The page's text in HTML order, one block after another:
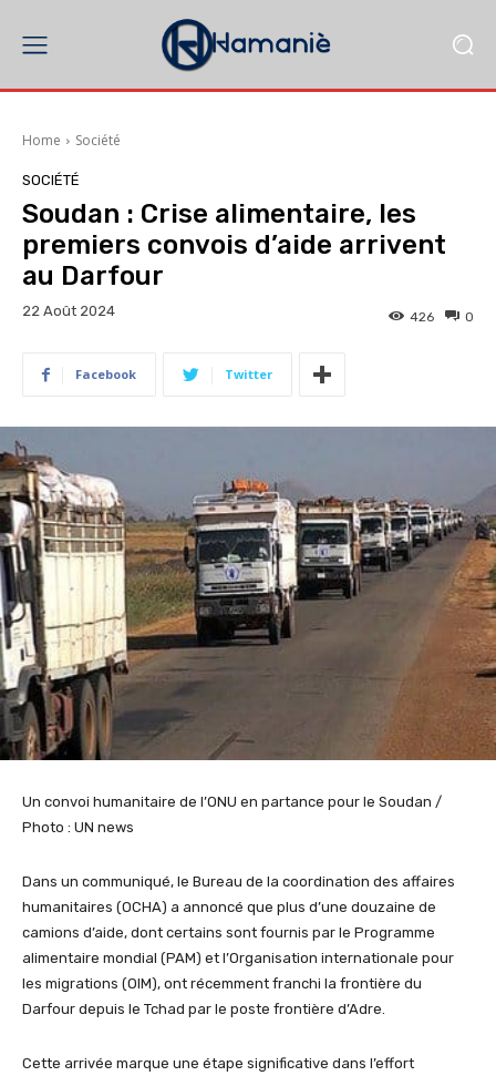
Home Société
SOCIÉTÉ
Soudan : Crise alimentaire, les
premiers convois d’aide arrivent
au Darfour
22 Août 2024 0
426
Facebook Twitter
Un convoi humanitaire de l’ONU en partance pour le Soudan /
Photo : UN news
Dans un communiqué, le Bureau de la coordination des affaires
humanitaires (OCHA) a annoncé que plus d’une douzaine de
camions d’aide, dont certains sont fournis par le Programme
alimentaire mondial (PAM) et l’Organisation internationale pour
les migrations (OIM), ont récemment franchi la frontière du
Darfour depuis le Tchad par le poste frontière d’Adre.
Cette arrivée marque une étape significative dans l’effort